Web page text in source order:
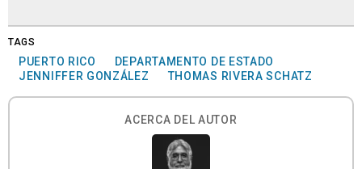
TAGS
PUERTO RICO
DEPARTAMENTO DE ESTADO
JENNIFFER GONZÁLEZ
THOMAS RIVERA SCHATZ
ACERCA DEL AUTOR